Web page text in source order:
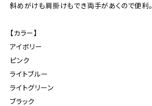
斜めがけも肩掛けもでき両手があくので便利。
【カラー】
アイボリー
ピンク
ライトブルー
ライトグリーン
ブラック